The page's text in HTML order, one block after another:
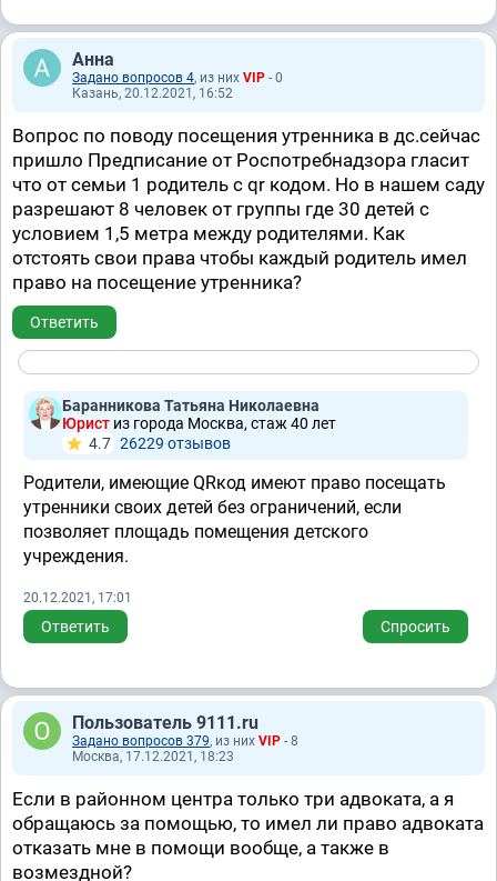
Анна
Задано вопросов 4, из них VIP - 0
Казань, 20.12.2021, 16:52
Вопрос по поводу посещения утренника в дс.сейчас
пришло Предписание от Роспотребнадзора гласит
что от семьи 1 родитель с qr кодом. Но в нашем саду
разрешают 8 человек от группы где 30 детей с
условием 1,5 метра между родителями. Как
отстоять свои права чтобы каждый родитель имел
право на посещение утренника?
Ответить
Баранникова Татьяна Николаевна
Юрист из города Москва, стаж 40 лет
4.7 26229 отзывов
Родители, имеющие QRкод имеют право посещать
утренники своих детей без ограничений, если
позволяет площадь помещения детского
учреждения.
20.12.2021, 17:01
Ответить Спросить
Пользователь 9111.ru
Задано вопросов 379, из них VIP - 8
Москва, 17.12.2021, 18:23
Если в районном центра только три адвоката, а я
обращаюсь за помощью, то имел ли право адвоката
отказать мне в помощи вообще, а также в
возмездной?